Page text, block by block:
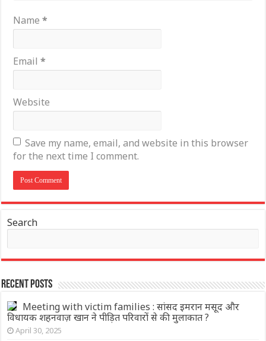
Name*
Email*
Website
Save my name, email, and website in this browser
for the next time I comment.
Search
Recent Posts
Meeting with victim families : सांसद इमरान मसूद और
विधायक शहनवाज़ खान ने पीड़ित परिवारों से की मुलाकात ?
April 30, 2025